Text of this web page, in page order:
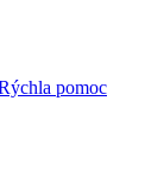
pomoc